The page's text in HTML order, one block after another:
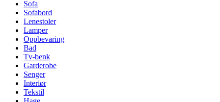
Sofa
Sofabord
Lenestoler
Lamper
Oppbevaring
Bad
Tv-benk
Garderobe
Senger
Interiør
Tekstil